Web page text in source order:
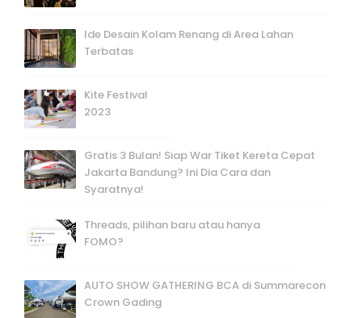
Ide Desain Kolam Renang di Area Lahan
Terbatas
Kite Festival
2023
Gratis 3 Bulan! Siap War Tiket Kereta Cepat
Jakarta Bandung? Ini Dia Cara dan
Syaratnya!
Threads, pilihan baru atau hanya
FOMO?
AUTO SHOW GATHERING BCA di Summarecon
Crown Gading